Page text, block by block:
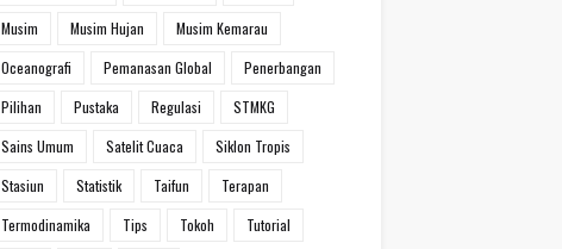
Musim
Musim Hujan
Musim Kemarau
Oceanografi
Pemanasan Global
Penerbangan
Pilihan
Pustaka Regulasi
STMKG
Sains Umum
Satelit Cuaca
Siklon Tropis
Stasiun
Statistik Taifun
Terapan
Termodinamika
Tips Tokoh
Tutorial